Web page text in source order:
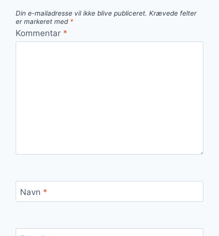
Din e-mailadresse vil ikke blive publiceret. Krævede felter
er markeret med *
Kommentar *
Navn *